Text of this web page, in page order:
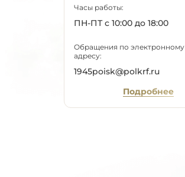
Часы работы:
ПН-ПТ с 10:00 до 18:00
Обращения по электронному
адресу:
1945poisk@polkrf.ru
Подробнее